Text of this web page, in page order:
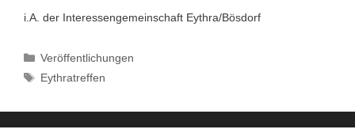
i.A. der Interessengemeinschaft Eythra/Bösdorf
Kategorien
Veröffentlichungen
Schlagwörter
Eythratreffen